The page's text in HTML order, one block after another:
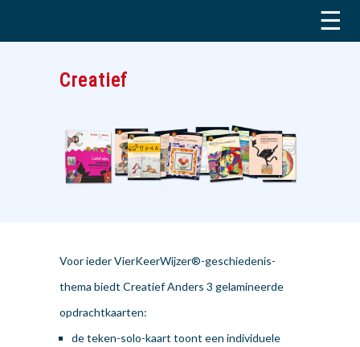
☰
Creatief
Voor ieder VierKeerWijzer®-geschiedenis-
thema biedt Creatief Anders 3 gelamineerde
opdrachtkaarten:
de teken-solo-kaart toont een individuele